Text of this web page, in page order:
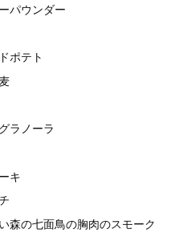
パウンダー
ポテト
ラノーラ
キ
森の七面鳥の胸肉のスモーク